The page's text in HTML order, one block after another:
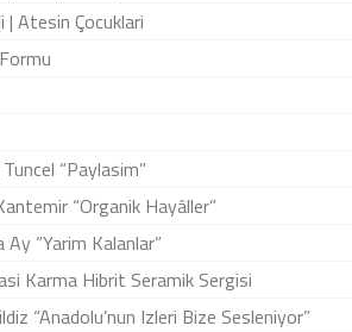
| Atesin Çocuklari
“Paylasim”
“Organik Hayâller”
“Yarim Kalanlar”
Karma Hibrit Seramik Sergisi
“Anadolu’nun Izleri Bize Sesleniyor”